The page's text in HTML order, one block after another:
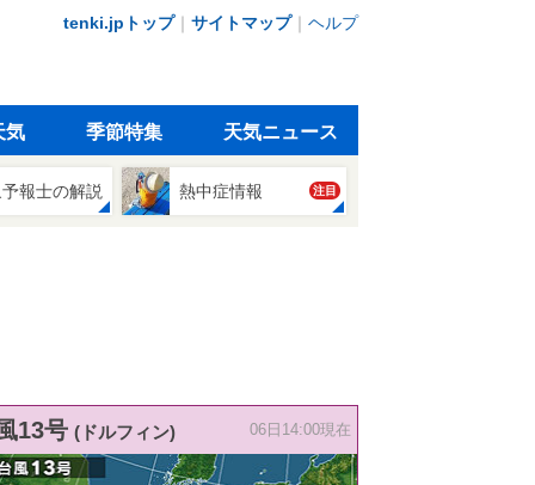
tenki.jpトップ｜ サイトマップ｜ ヘルプ
気 季節特集 天気ニュース
報士の解説 熱中症情報 注目
13号 (ドルフィン) 06日14:00現在